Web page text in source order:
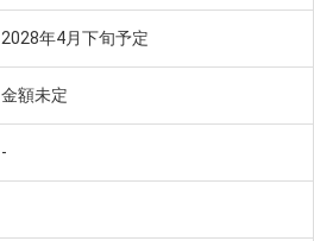
2028年4月下旬予定
金額未定
-